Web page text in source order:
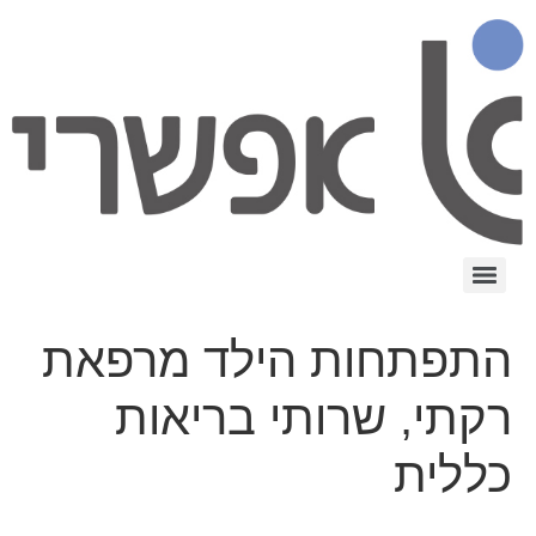
התפתחות הילד מרפאת
רקתי, שרותי בריאות
כללית